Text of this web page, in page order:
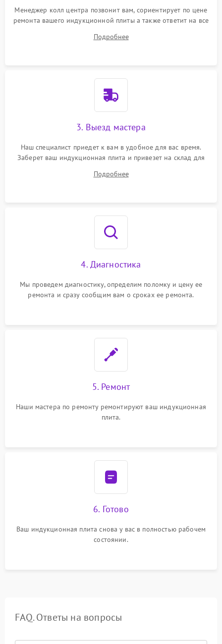
Менеджер колл центра позвонит вам, сориентирует по цене
ремонта вашего индукционной плиты а также ответит на все
Подробнее
3. Выезд мастера
Наш специалист приедет к вам в удобное для вас время.
Заберет ваш индукционная плита и привезет на склад для
Подробнее
4. Диагностика
Мы проведем диагностику, определим поломку и цену ее
ремонта и сразу сообщим вам о сроках ее ремонта.
5. Ремонт
Наши мастера по ремонту ремонтируют ваш индукционная
плита.
6. Готово
Ваш индукционная плита снова у вас в полностью рабочем
состоянии.
FAQ. Ответы на вопросы